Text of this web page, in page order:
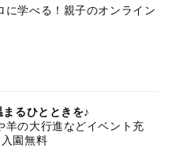
に学べる！親子のオンライン
るひとときを♪
羊の大行進などイベント充
園無料